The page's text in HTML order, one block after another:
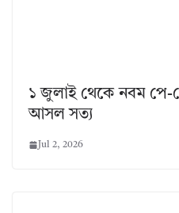
১ জুলাই থেকে নবম পে-
আসল সত্য
Jul 2, 2026